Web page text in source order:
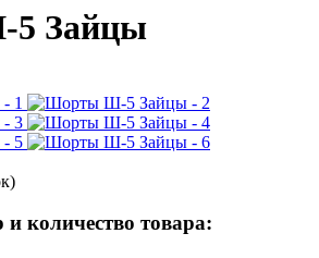
Зайцы
количество товара: